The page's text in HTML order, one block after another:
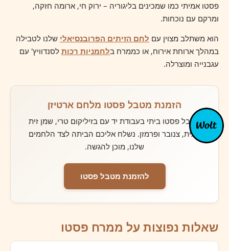
פסטו אמיתי כמו שמכינים בליגוריה – ירוק חי, ארומה חזקה,
ומרקם עם נוכחות.
הוא משתלב מצוין עם לחם הזיתים הפרובנסיאלי שלנו לטבילה
במהלך ארוחת אירוח, או כממרח בלחמניות רכות לסנדוויץ' עם
עגבנייה ומוצרלה.
הזמנת מטבל פסטו מלחם ארטיזן
מטבל פסטו ביתי בעבודת יד עם בזיליקום טרי, שמן זית
כתית, צנובר ופרמזן. נשלח אליכם הביתה לצד הלחמים
שלנו, מוכן להגשה.
להזמנת מטבל פסטו
שאלות נפוצות על ממרח פסטו